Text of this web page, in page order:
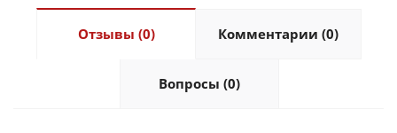
Отзывы (0) Комментарии (0)
Вопросы (0)